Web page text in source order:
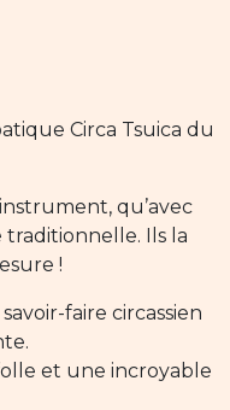
Circa Tsuica du
qu’avec
traditionnelle. Ils la
!
faire circassien
et une incroyable